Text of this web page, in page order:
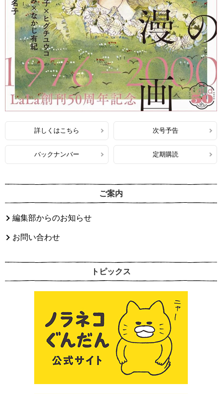
詳しくはこちら 次号予告
バックナンバー 定期購読
ご案内
編集部からのお知らせ
お問い合わせ
トピックス